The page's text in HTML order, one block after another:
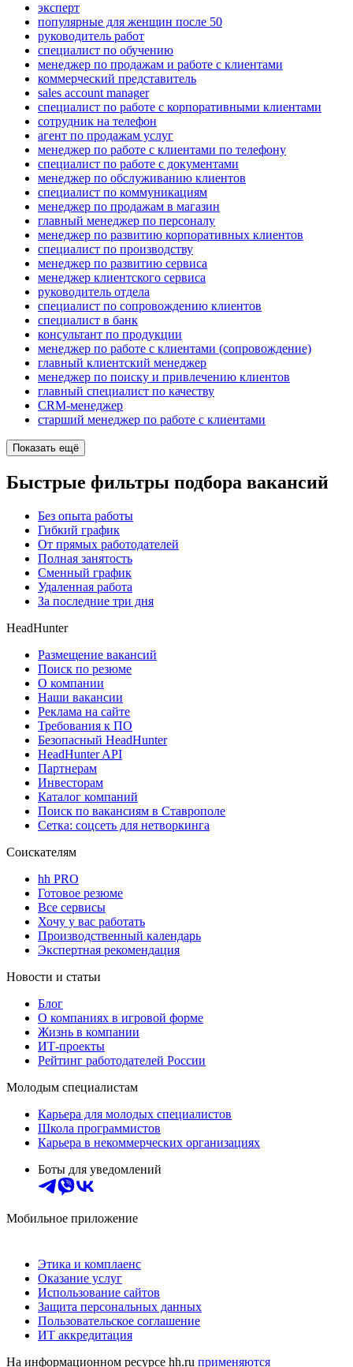
эксперт
популярные для женщин после 50
руководитель работ
специалист по обучению
менеджер по продажам и работе с клиентами
коммерческий представитель
sales account manager
специалист по работе с корпоративными клиентами
сотрудник на телефон
агент по продажам услуг
менеджер по работе с клиентами по телефону
специалист по работе с документами
менеджер по обслуживанию клиентов
специалист по коммуникациям
менеджер по продажам в магазин
главный менеджер по персоналу
менеджер по развитию корпоративных клиентов
специалист по производству
менеджер по развитию сервиса
менеджер клиентского сервиса
руководитель отдела
специалист по сопровождению клиентов
специалист в банк
консультант по продукции
менеджер по работе с клиентами (сопровождение)
главный клиентский менеджер
менеджер по поиску и привлечению клиентов
главный специалист по качеству
CRM-менеджер
старший менеджер по работе с клиентами
Показать ещё
Быстрые фильтры подбора вакансий
Без опыта работы
Гибкий график
От прямых работодателей
Полная занятость
Сменный график
Удаленная работа
За последние три дня
HeadHunter
Размещение вакансий
Поиск по резюме
О компании
Наши вакансии
Реклама на сайте
Требования к ПО
Безопасный HeadHunter
HeadHunter API
Партнерам
Инвесторам
Каталог компаний
Поиск по вакансиям в Ставрополе
Сетка: соцсеть для нетворкинга
Соискателям
hh PRO
Готовое резюме
Все сервисы
Хочу у вас работать
Производственный календарь
Экспертная рекомендация
Новости и статьи
Блог
О компаниях в игровой форме
Жизнь в компании
ИТ-проекты
Рейтинг работодателей России
Молодым специалистам
Карьера для молодых специалистов
Школа программистов
Карьера в некоммерческих организациях
Боты для уведомлений
Мобильное приложение
Этика и комплаенс
Оказание услуг
Использование сайтов
Защита персональных данных
Пользовательское соглашение
ИТ аккредитация
На информационном ресурсе hh.ru применяются